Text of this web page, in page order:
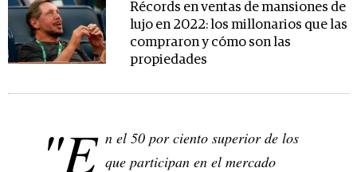
Récords en ventas de mansiones de
lujo en 2022: los millonarios que las
compraron y cómo son las
propiedades
"E n el 50 por ciento superior de los
que participan en el mercado